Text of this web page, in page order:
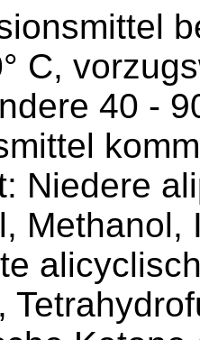
C,
40 -
Niedere
Methanol,